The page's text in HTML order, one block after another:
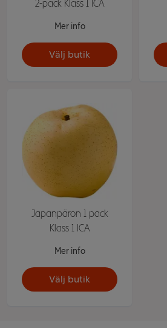
2-pack Klass 1 ICA
Mer info
Välj butik
Japanpäron 1 pack
Klass 1 ICA
Mer info
Välj butik